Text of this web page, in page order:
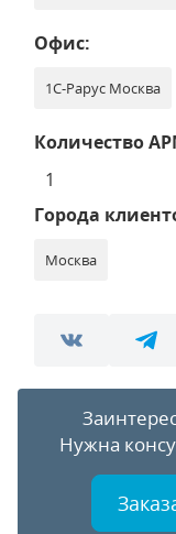
Офис:
1С-Рарус Москва
Количество
1
Города
Москва
Нужна